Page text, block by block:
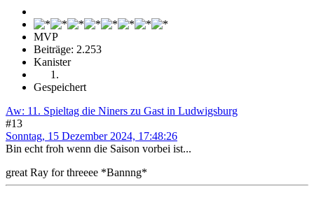
MVP
Beiträge: 2.253
Kanister
Gespeichert
Aw: 11. Spieltag die Niners zu Gast in Ludwigsburg
#13
Sonntag, 15 Dezember 2024, 17:48:26
Bin echt froh wenn die Saison vorbei ist...
great Ray for threeee *Bannng*